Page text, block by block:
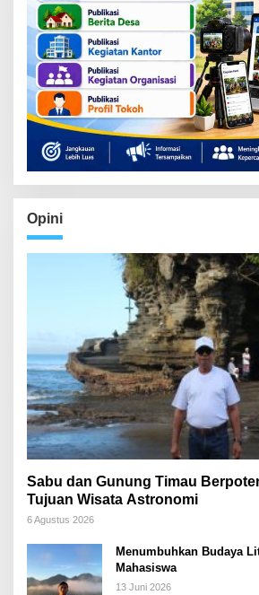
Opini
Sabu dan Gunung Timau
Tujuan Wisata Astronomi
6 Agustus 2026
Menumbuhkan Budaya
Mahasiswa
13 Juni 2026